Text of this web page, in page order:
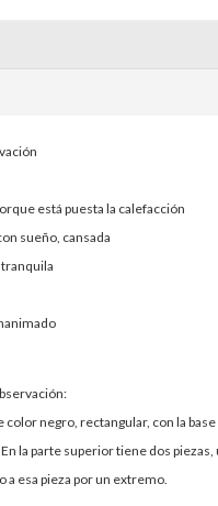
está puesta la calefacción
sueño, cansada
color negro, rectangular, con la
la parte superior tiene dos
a esa pieza por un extremo.